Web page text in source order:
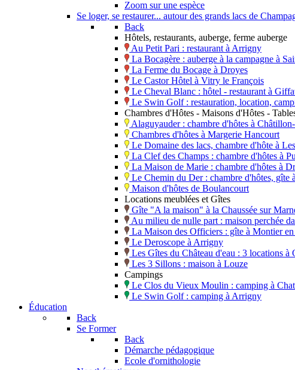
Zoom sur une espèce
Se loger, se restaurer... autour des grands lacs de
Back
Hôtels, restaurants, auberge, ferme auberge
Au Petit Pari : restaurant à Arrigny
La Bocagère : auberge à la campagne à
La Ferme du Bocage à Droyes
Le Castor Hôtel à Vitry le François
Le Cheval Blanc : hôtel - restaurant à
Le Swin Golf : restauration, location,
Chambres d'Hôtes - Maisons d'Hôtes -
Alaguyauder : chambre d'hôtes à
Chambres d'hôtes à Margerie Hancourt
Le Domaine des lacs, chambre d'hôte à
La Clef des Champs : chambre d'hôtes à
La Maison de Marie : chambre d'hôtes à
Le Chemin du Der : chambre d'hôtes, gîte
Maison d'hôtes de Boulancourt
Locations meublées et Gîtes
Gîte "A la maison" à la Chaussée sur
Au milieu de nulle part : maison perchée
La Maison des Officiers : gîte à Montier
Le Deroscope à Arrigny
Les Gîtes du Château d'eau : 3 locations à
Les 3 Sillons : maison à Louze
Campings
Le Clos du Vieux Moulin : camping à
Le Swin Golf : camping à Arrigny
Éducation
Back
Se Former
Back
Démarche pédagogique
Ecole d'ornithologie